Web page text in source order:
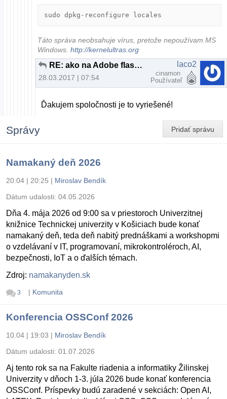
sudo dpkg-reconfigure locales
Táto správa neobsahuje vírus, pretože nepoužívam MS
Windows.http://kernelultras.org
RE: ako na Adobe flash player
28.03.2017 | 07:54
laco2
cinamon
Používateľ
Ďakujem spoločnosti je to vyriešené!
Pridať správu
Správy
Namakaný deň 2026
20.04 | 20:25 | Miroslav Bendík
Dátum udalosti: 04.05.2026
Dňa 4. mája 2026 od 9:00 sa v priestoroch Univerzitnej
knižnice Technickej univerzity v Košiciach bude konať
namakaný deň, teda deň nabitý prednáškami a workshopmi
o vzdelávaní v IT, programovaní, mikrokontroléroch, AI,
bezpečnosti, IoT a o ďalších témach.
Zdroj: namakanyden.sk
3 | Komunita
Konferencia OSSConf 2026
10.04 | 19:03 | Miroslav Bendík
Dátum udalosti: 01.07.2026
Aj tento rok sa na Fakulte riadenia a informatiky Žilinskej
Univerzity v dňoch 1-3. júla 2026 bude konať konferencia
OSSConf. Príspevky budú zaradené v sekciách: Open AI,